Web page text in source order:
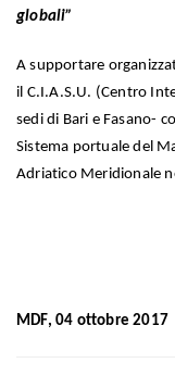
globali”
A supportare
il C.I.A.S.U. (Centro
sedi di Bari e Fasano-
Sistema portuale del
Adriatico Meridionale
MDF, 04 ottobre 2017